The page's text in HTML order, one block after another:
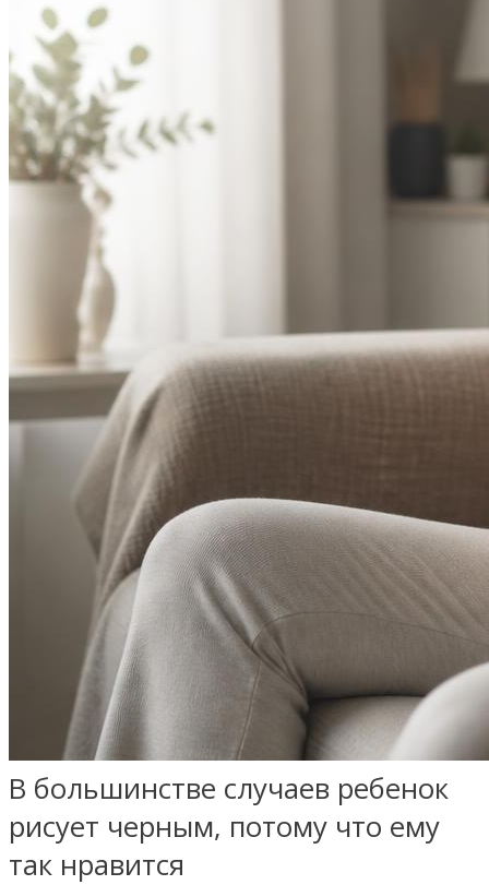
В большинстве случаев ребенок
рисует черным, потому что ему
так нравится